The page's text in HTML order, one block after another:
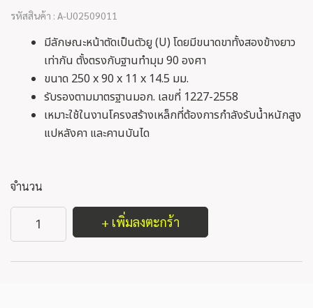
รหัสสินค้า : A-U02509011
มีลักษณะหน้าตัดเป็นตัวยู (U) โดยมีขนาดขาทั้งสองข้างยาว
เท่ากัน ตั้งตรงกับฐานทำมุม 90 องศา
ขนาด 250 x 90 x 11 x 14.5 มม.
รับรองตามมาตรฐานมอก. เลขที่ 1227-2558
เหมาะใช้ในงานโครงสร้างเหล็กที่ต้องการกำลังรับน้ำหนักสูง
แปหลังคา และคานบันได
จำนวน
+ เพิ่มลงตะกร้า